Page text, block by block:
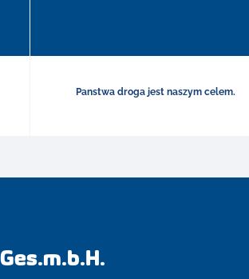
Panstwa droga jest naszym celem.